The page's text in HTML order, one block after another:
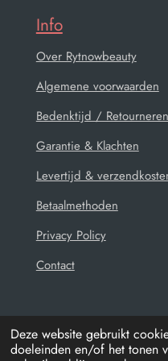
Deze website gebruikt
doeleinden en/of het tonen
Info
Over Rytnowbeauty
Algemene voorwaarden
Bedenktijd / Retourneren
Garantie & Klachten
Levertijd &
Betaalmethoden
Privacy Policy
Contact
© 2021 - 2026